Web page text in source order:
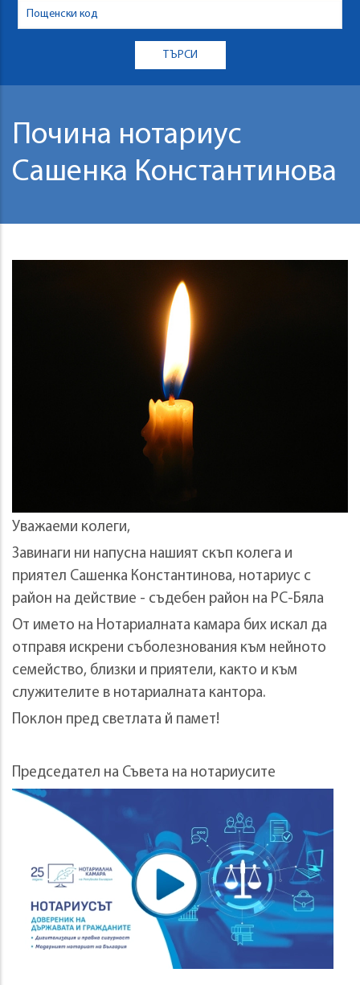
Почина нотариус
Сашенка Константинова
Уважаеми колеги,
Завинаги ни напусна нашият скъп колега и
приятел Сашенка Константинова, нотариус с
район на действие - съдебен район на РС-Бяла
От името на Нотариалната камара бих искал да
отправя искрени съболезнования към нейното
семейство, близки и приятели, както и към
служителите в нотариалната кантора.
Поклон пред светлата й памет!
Председател на Съвета на нотариусите